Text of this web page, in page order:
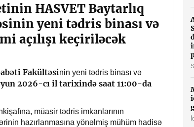
HASVET Baytarlıq
yeni tədris binası və
açılışı keçiriləcək
Fakültəsinin yeni tədris binası və
2026-cı il tarixində saat 11:00-da
müasir tədris imkanlarının
hazırlanmasına yönəlmiş mühüm hadisə